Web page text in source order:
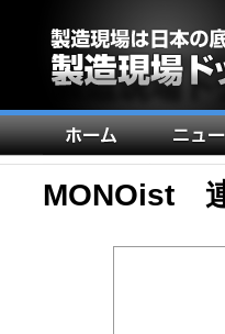
メ
イ
ン
MONOist